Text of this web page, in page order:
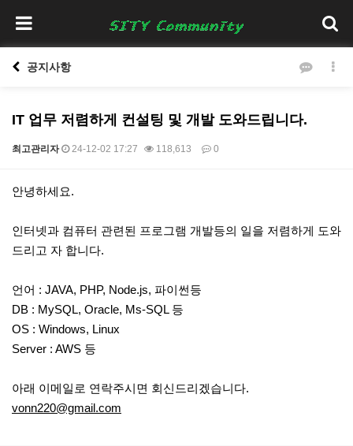
공지사항
IT 업무 저렴하게 컨설팅 및 개발 도와드립니다.
최고관리자 24-12-02 17:27 118,613 0
본문
안녕하세요.
인터넷과 컴퓨터 관련된 프로그램 개발등의 일을 저렴하게 도와
드리고 자 합니다.
언어 : JAVA, PHP, Node.js, 파이썬등
DB : MySQL, Oracle, Ms-SQL 등
OS : Windows, Linux
Server : AWS 등
아래 이메일로 연락주시면 회신드리겠습니다.
vonn220@gmail.com